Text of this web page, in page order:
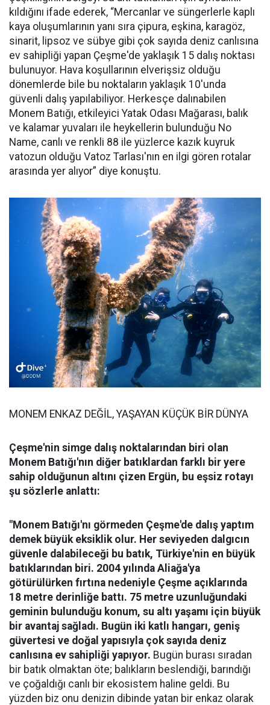
kıldığını ifade ederek, “Mercanlar ve süngerlerle kaplı
kaya oluşumlarının yanı sıra çipura, eşkina, karagöz,
sinarit, lipsoz ve sübye gibi çok sayıda deniz canlısına
ev sahipliği yapan Çeşme'de yaklaşık 15 dalış noktası
bulunuyor. Hava koşullarının elverişsiz olduğu
dönemlerde bile bu noktaların yaklaşık 10'unda
güvenli dalış yapılabiliyor. Herkesçe dalınabilen
Monem Batığı, etkileyici Yatak Odası Mağarası, balık
ve kalamar yuvaları ile heykellerin bulunduğu No
Name, canlı ve renkli 88 ile yüzlerce kazık kuyruk
vatozun olduğu Vatoz Tarlası'nın en ilgi gören rotalar
arasında yer alıyor” diye konuştu.
MONEM ENKAZ DEĞİL, YAŞAYAN KÜÇÜK BİR DÜNYA
Çeşme'nin simge dalış noktalarından biri olan
Monem Batığı'nın diğer batıklardan farklı bir yere
sahip olduğunun altını çizen Ergün, bu eşsiz rotayı
şu sözlerle anlattı:
"Monem Batığı'nı görmeden Çeşme'de dalış yaptım
demek büyük eksiklik olur. Her seviyeden dalgıcın
güvenle dalabileceği bu batık, Türkiye'nin en büyük
batıklarından biri. 2004 yılında Aliağa'ya
götürülürken fırtına nedeniyle Çeşme açıklarında
18 metre derinliğe battı. 75 metre uzunluğundaki
geminin bulunduğu konum, su altı yaşamı için büyük
bir avantaj sağladı. Bugün iki katlı hangarı, geniş
güvertesi ve doğal yapısıyla çok sayıda deniz
canlısına ev sahipliği yapıyor. Bugün burası sıradan
bir batık olmaktan öte; balıkların beslendiği, barındığı
ve çoğaldığı canlı bir ekosistem haline geldi. Bu
yüzden biz onu denizin dibinde yatan bir enkaz olarak